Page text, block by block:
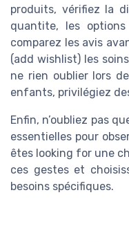
produits, vérifiez la
quantite, les
comparez les avis
(add wishlist) les
ne rien oublier lors
enfants, privilégiez
Enfin, n’oubliez pas
essentielles pour
êtes looking for une
ces gestes et
besoins spécifiques.